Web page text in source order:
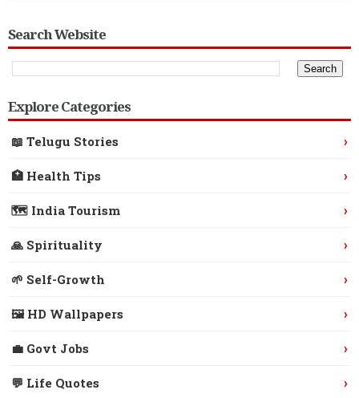
Search Website
Explore Categories
📖 Telugu Stories ›
🏥 Health Tips ›
🗺️ India Tourism ›
🙏 Spirituality ›
🌱 Self-Growth ›
🖼️ HD Wallpapers ›
💼 Govt Jobs ›
💬 Life Quotes ›